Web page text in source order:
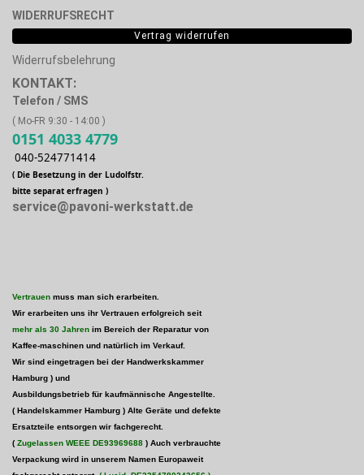
WIDERRUFSRECHT
Vertrag widerrufen
Widerrufsbelehrung
KONTAKT:
Telefon / SMS
( Mo-FR 9:30 - 14:00 )
0151 4033 4779
040-524771414
( Die Besetzung in der Ludolfstr.
bitte separat erfragen )
service@pavoni-werkstatt.de
Vertrauen muss man sich erarbeiten.
Wir erarbeiten uns ihr Vertrauen erfolgreich seit
mehr als 30 Jahren im Bereich der Reparatur von
Kaffee-maschinen und natürlich im Verkauf.
Wir sind eingetragen bei der Handwerkskammer
Hamburg ) und
Ausbildungsbetrieb für kaufmännische Angestellte.
( Handelskammer Hamburg ) Alte Geräte und defekte
Ersatzteile entsorgen wir fachgerecht.
( Zugelassen WEEE DE93969688 ) Auch verbrauchte
Verpackung wird in unserem Namen Europaweit